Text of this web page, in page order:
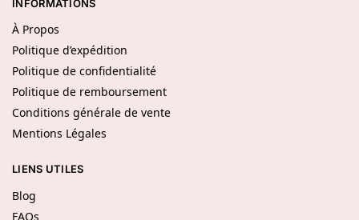
INFORMATIONS
À Propos
Politique d’expédition
Politique de confidentialité
Politique de remboursement
Conditions générale de vente
Mentions Légales
LIENS UTILES
Blog
FAQs